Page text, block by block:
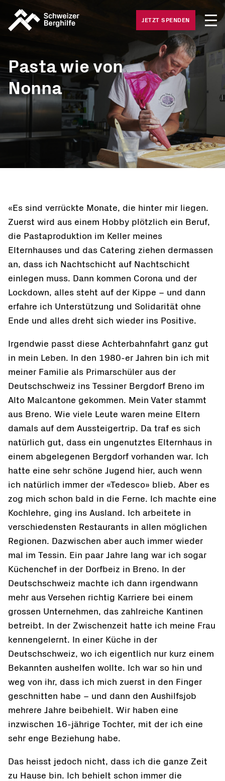
Was wir tun
Gesuche
Über uns
JETZT SPENDEN
Pasta wie von
Nonna
«Es sind verrückte Monate, die hinter mir liegen.
Zuerst wird aus einem Hobby plötzlich ein Beruf,
die Pastaproduktion im Keller meines
Elternhauses und das Catering ziehen dermassen
an, dass ich Nachtschicht auf Nachtschicht
einlegen muss. Dann kommen Corona und der
Lockdown, alles steht auf der Kippe – und dann
erfahre ich Unterstützung und Solidarität ohne
Ende und alles dreht sich wieder ins Positive.
Irgendwie passt diese Achterbahnfahrt ganz gut
in mein Leben. In den 1980-er Jahren bin ich mit
meiner Familie als Primarschüler aus der
Deutschschweiz ins Tessiner Bergdorf Breno im
Alto Malcantone gekommen. Mein Vater stammt
aus Breno. Wie viele Leute waren meine Eltern
damals auf dem Aussteigertrip. Da traf es sich
natürlich gut, dass ein ungenutztes Elternhaus in
einem abgelegenen Bergdorf vorhanden war. Ich
hatte eine sehr schöne Jugend hier, auch wenn
ich natürlich immer der «Tedesco» blieb. Aber es
zog mich schon bald in die Ferne. Ich machte eine
Kochlehre, ging ins Ausland. Ich arbeitete in
verschiedensten Restaurants in allen möglichen
Regionen. Dazwischen aber auch immer wieder
mal im Tessin. Ein paar Jahre lang war ich sogar
Küchenchef in der Dorfbeiz in Breno. In der
Deutschschweiz machte ich dann irgendwann
mehr aus Versehen richtig Karriere bei einem
grossen Unternehmen, das zahlreiche Kantinen
betreibt. In der Zwischenzeit hatte ich meine Frau
kennengelernt. In einer Küche in der
Deutschschweiz, wo ich eigentlich nur kurz einem
Bekannten aushelfen wollte. Ich war so hin und
weg von ihr, dass ich mich zuerst in den Finger
geschnitten habe – und dann den Aushilfsjob
mehrere Jahre beibehielt. Wir haben eine
inzwischen 16-jährige Tochter, mit der ich eine
sehr enge Beziehung habe.
Das heisst jedoch nicht, dass ich die ganze Zeit
zu Hause bin. Ich behielt schon immer die